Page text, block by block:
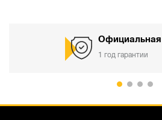
Официальная
1 год гарантии